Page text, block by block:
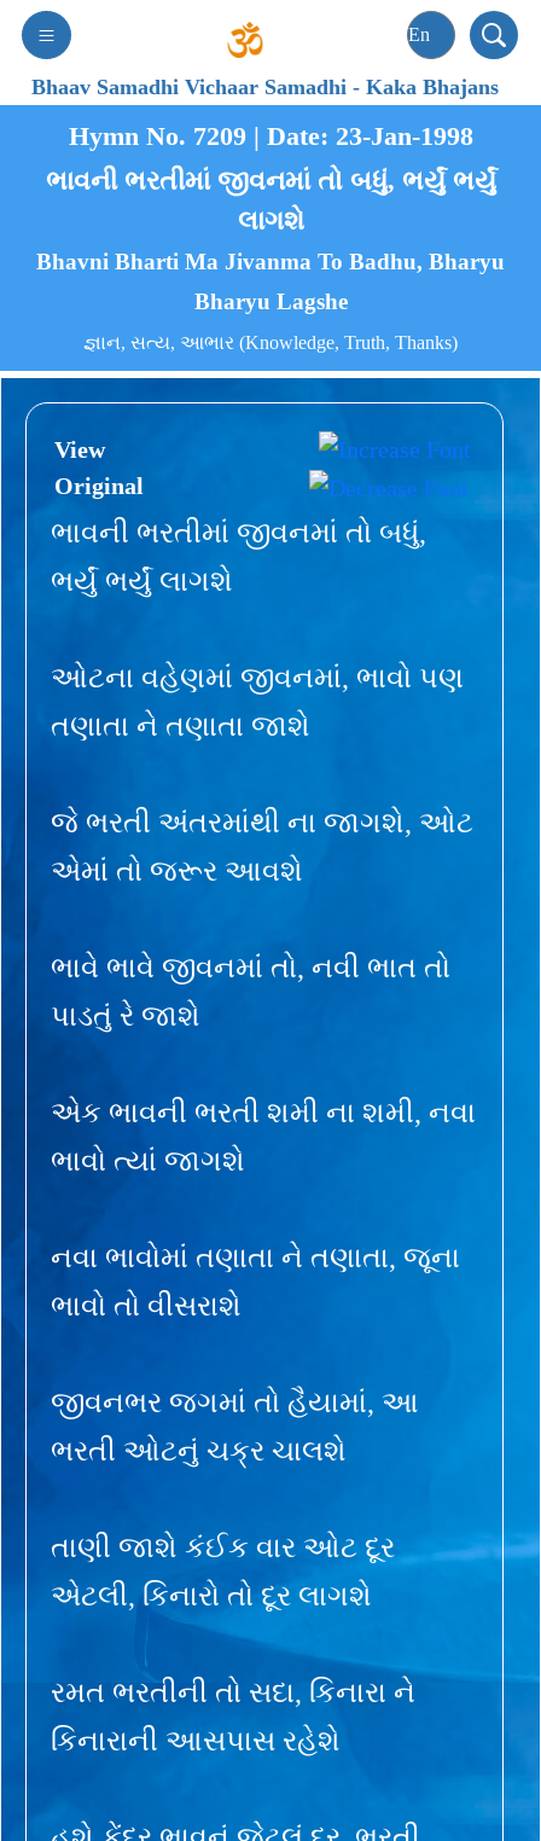
Bhaav Samadhi Vichaar Samadhi-Kaka Bhajans
Hymn No. 7209 | Date: 23-Jan-1998
ભાવની ભરતીમાં જીવનમાં તો બધું, ભર્યું ભર્યું
લાગશે
Bhavni Bharti Ma Jivanma To Badhu, Bharyu
Bharyu Lagshe
જ્ઞાન, સત્ય, આભાર (Knowledge, Truth, Thanks)
View
Original
ભાવની ભરતીમાં જીવનમાં તો બધું,
ભર્યું ભર્યું લાગશે
ઓટના વહેણમાં જીવનમાં, ભાવો પણ
તણાતા ને તણાતા જાશે
જે ભરતી અંતરમાંથી ના જાગશે, ઓટ
એમાં તો જરૂર આવશે
ભાવે ભાવે જીવનમાં તો, નવી ભાત તો
પાડતું રે જાશે
એક ભાવની ભરતી શમી ના શમી, નવા
ભાવો ત્યાં જાગશે
નવા ભાવોમાં તણાતા ને તણાતા, જૂના
ભાવો તો વીસરાશે
જીવનભર જગમાં તો હૈયામાં, આ
ભરતી ઓટનું ચક્ર ચાલશે
તાણી જાશે કંઈક વાર ઓટ દૂર
એટલી, કિનારો તો દૂર લાગશે
રમત ભરતીની તો સદા, કિનારા ને
કિનારાની આસપાસ રહેશે